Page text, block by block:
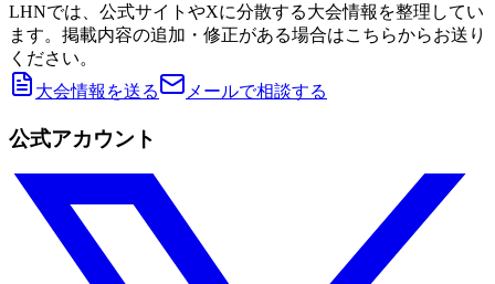
LHNでは、公式サイトやXに分散する大会情報を整理してい
ます。掲載内容の追加・修正がある場合はこちらからお送り
ください。
大会情報を送る
メールで相談する
公式アカウント